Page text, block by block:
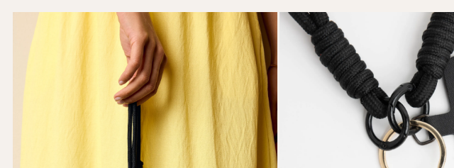
Basics
Co-ord sets
Denim
Giftcard
Jeanswijzer
Co-ord sets
Denim
Jeanswijzer
Limited